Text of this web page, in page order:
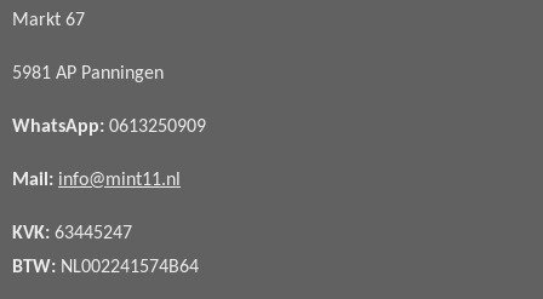
Markt 67
5981 AP Panningen
WhatsApp: 0613250909
Mail: info@mint11.nl
KVK: 63445247
BTW: NL002241574B64